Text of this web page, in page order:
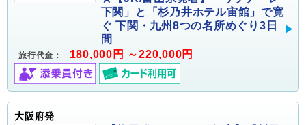
下関」と「杉乃井ホテル宙館」で寛
ぐ 下関・九州8つの名所めぐり3日
間
旅行代金： 180,000円 ～220,000円
大阪府発